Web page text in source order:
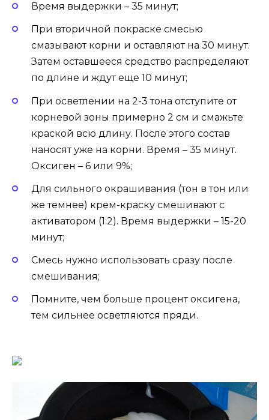
Время выдержки – 35 минут;
При вторичной покраске смесью
смазывают корни и оставляют на 30 минут.
Затем оставшееся средство распределяют
по длине и ждут еще 10 минут;
При осветлении на 2-3 тона отступите от
корневой зоны примерно 2 см и смажьте
краской всю длину. После этого состав
наносят уже на корни. Время – 35 минут.
Оксиген – 6 или 9%;
Для сильного окрашивания (тон в тон или
же темнее) крем-краску смешивают с
активатором (1:2). Время выдержки – 15-20
минут;
Смесь нужно использовать сразу после
смешивания;
Помните, чем больше процент оксигена,
тем сильнее осветляются пряди.